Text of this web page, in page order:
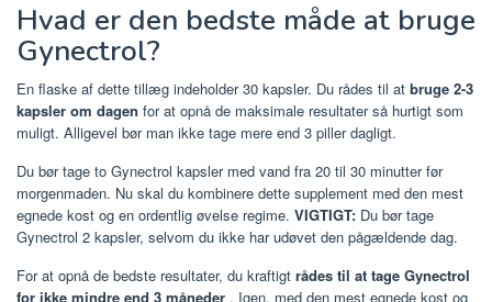
Hvad er den bedste måde at bruge
Gynectrol?
En flaske af dette tillæg indeholder 30 kapsler. Du rådes til at bruge 2-3
kapsler om dagen for at opnå de maksimale resultater så hurtigt som
muligt. Alligevel bør man ikke tage mere end 3 piller dagligt.
Du bør tage to Gynectrol kapsler med vand fra 20 til 30 minutter før
morgenmaden. Nu skal du kombinere dette supplement med den mest
egnede kost og en ordentlig øvelse regime. VIGTIGT: Du bør tage
Gynectrol 2 kapsler, selvom du ikke har udøvet den pågældende dag.
For at opnå de bedste resultater, du kraftigt rådes til at tage Gynectrol
for ikke mindre end 3 måneder . Igen, med den mest egnede kost og